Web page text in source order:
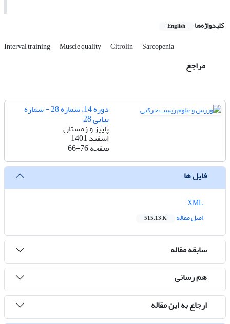
کلیدواژه‌ها English
Interval training Muscle quality Citrolin Sarcopenia
مراجع
دوره 14، شماره 28 - شماره
پیاپی 28
پاییز و زمستان
اسفند 1401
صفحه66-76
فایل ها
اصل مقاله
515.13 K
سابقه مقاله
هم رسانی
ارجاع به این مقاله